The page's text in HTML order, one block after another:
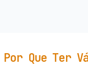
Por Que Ter